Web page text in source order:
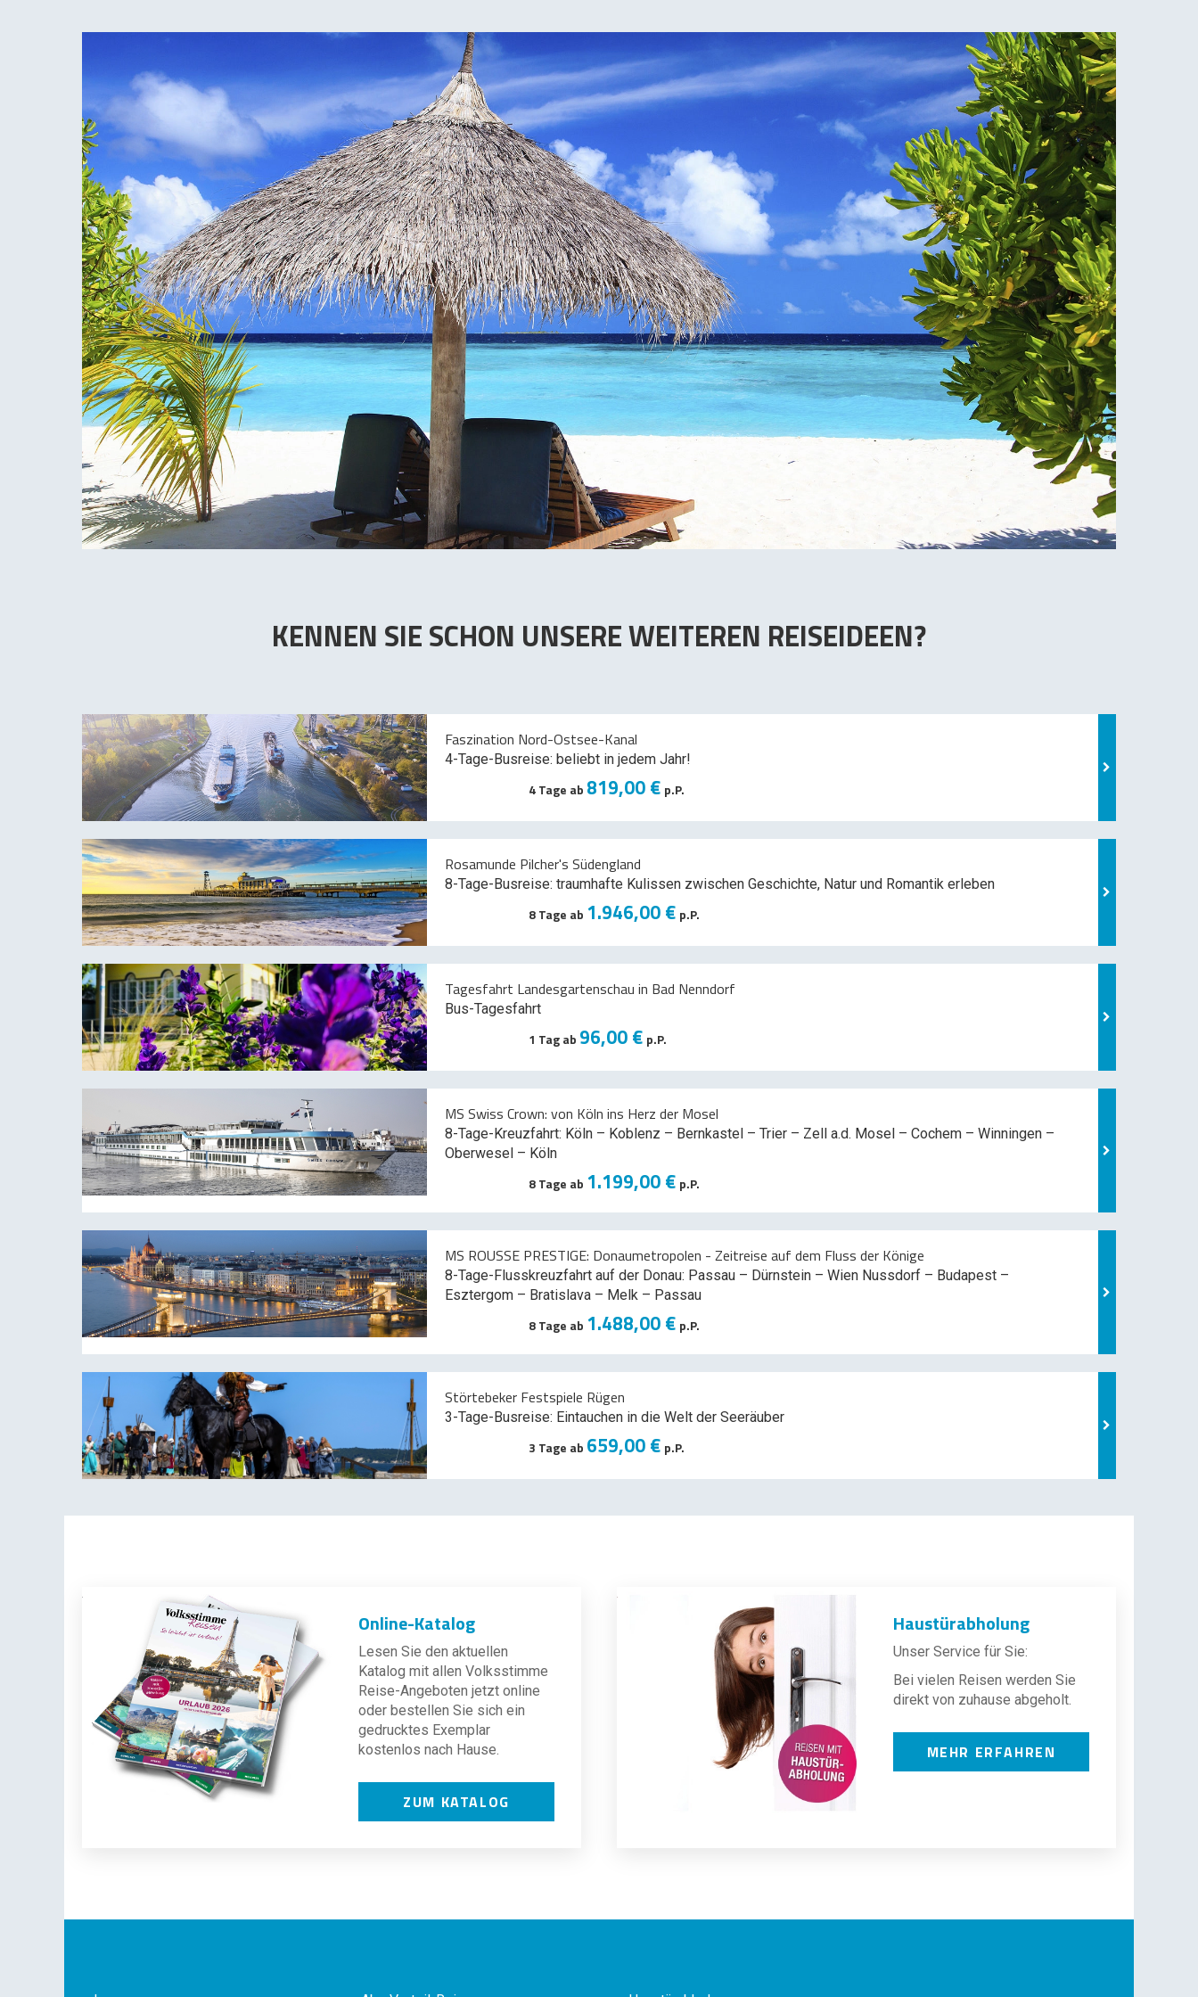
KENNEN SIE SCHON UNSERE WEITEREN REISEIDEEN?
Faszination Nord-Ostsee-Kanal
4-Tage-Busreise: beliebt in jedem Jahr!
4 Tage ab 819,00 € p.P.
Rosamunde Pilcher's Südengland
8-Tage-Busreise: traumhafte Kulissen zwischen Geschichte, Natur und Romantik erleben
8 Tage ab 1.946,00 € p.P.
Tagesfahrt Landesgartenschau in Bad Nenndorf
Bus-Tagesfahrt
1 Tag ab 96,00 € p.P.
MS Swiss Crown: von Köln ins Herz der Mosel
8-Tage-Kreuzfahrt: Köln – Koblenz – Bernkastel – Trier – Zell a.d. Mosel – Cochem – Winningen –
Oberwesel – Köln
8 Tage ab 1.199,00 € p.P.
MS ROUSSE PRESTIGE: Donaumetropolen - Zeitreise auf dem Fluss der Könige
8-Tage-Flusskreuzfahrt auf der Donau: Passau – Dürnstein – Wien Nussdorf – Budapest –
Esztergom – Bratislava – Melk – Passau
8 Tage ab 1.488,00 € p.P.
Störtebeker Festspiele Rügen
3-Tage-Busreise: Eintauchen in die Welt der Seeräuber
3 Tage ab 659,00 € p.P.
Online-Katalog
Lesen Sie den aktuellen
Katalog mit allen Volksstimme
Reise-Angeboten jetzt online
oder bestellen Sie sich ein
gedrucktes Exemplar
kostenlos nach Hause.
ZUM KATALOG
Haustürabholung
Unser Service für Sie:
Bei vielen Reisen werden Sie
direkt von zuhause abgeholt.
MEHR ERFAHREN